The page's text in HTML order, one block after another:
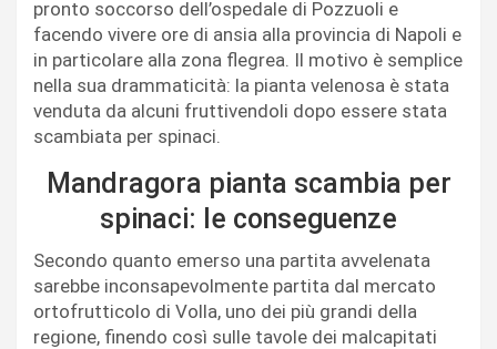
pronto soccorso dell’ospedale di Pozzuoli e
facendo vivere ore di ansia alla provincia di Napoli e
in particolare alla zona flegrea. Il motivo è semplice
nella sua drammaticità: la pianta velenosa è stata
venduta da alcuni fruttivendoli dopo essere stata
scambiata per spinaci.
Mandragora pianta scambia per
spinaci: le conseguenze
Secondo quanto emerso una partita avvelenata
sarebbe inconsapevolmente partita dal mercato
ortofrutticolo di Volla, uno dei più grandi della
regione, finendo così sulle tavole dei malcapitati